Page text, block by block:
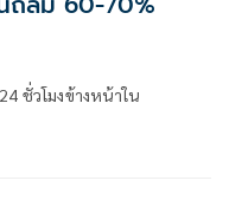
ชั่วโมงข้างหน้าใน